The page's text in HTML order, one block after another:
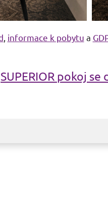
informace k pobytu a
SUPERIOR pokoj